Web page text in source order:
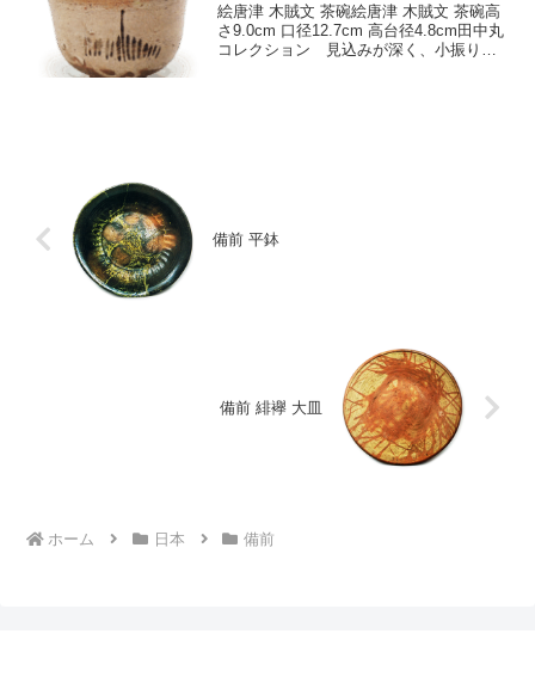
絵唐津 木賊文 茶碗絵唐津 木賊文 茶碗高
さ9.0cm 口径12.7cm 高台径4.8cm田中丸
コレクション 見込みが深く、小振りに
備前 平鉢
備前 緋襷 大皿
ホーム 日本 備前